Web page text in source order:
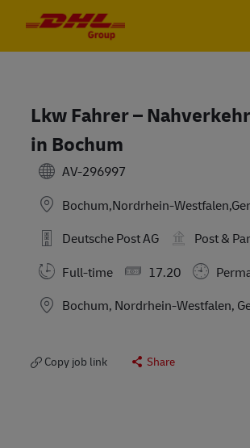
Lkw Fahrer –
in Bochum
AV-296997
Bochum,Nordrhein-
Deutsche Post AG
Post &
Full-time
17.20
Location
Bochum, Nordrhein-Westfalen,
Copy job link Share